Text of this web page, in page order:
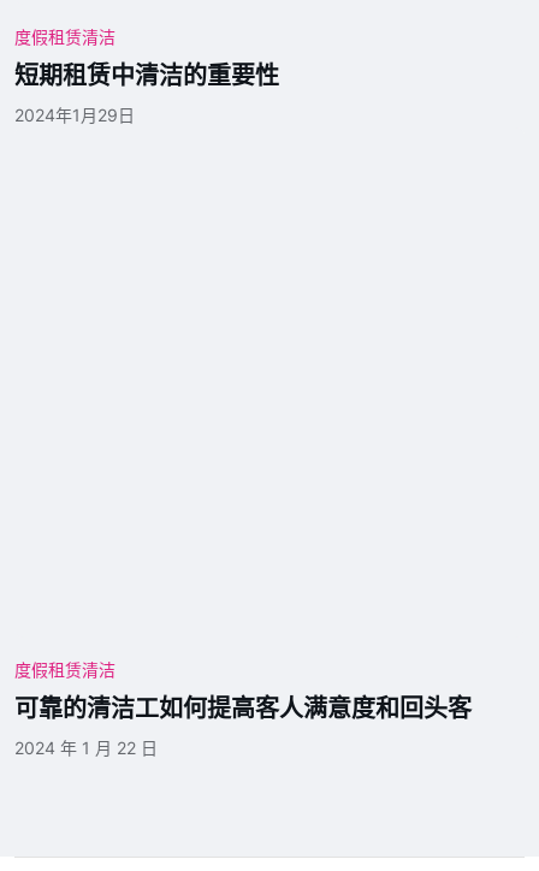
度假租赁清洁
短期租赁中清洁的重要性
2024年1月29日
度假租赁清洁
可靠的清洁工如何提高客人满意度和回头客
2024 年 1 月 22 日